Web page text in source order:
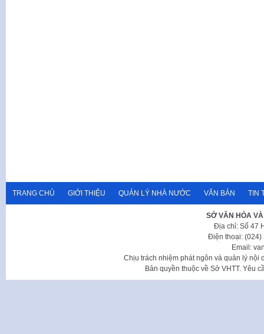
TRANG CHỦ GIỚI THIỆU QUẢN LÝ NHÀ NƯỚC VĂN BẢN TIN
SỞ VĂN HÓA
Địa chỉ: Số 47
Điện thoại: (024)
Email:
Chịu trách nhiệm phát ngôn và quản lý nội
Bản quyền thuộc về Sở VHTT. Yêu